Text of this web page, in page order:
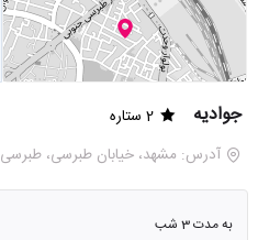
جوادیه
2 ستاره
آدرس: مشهد، خیابان طبرسی، طبرسی ۲۵
به مدت 3 شب